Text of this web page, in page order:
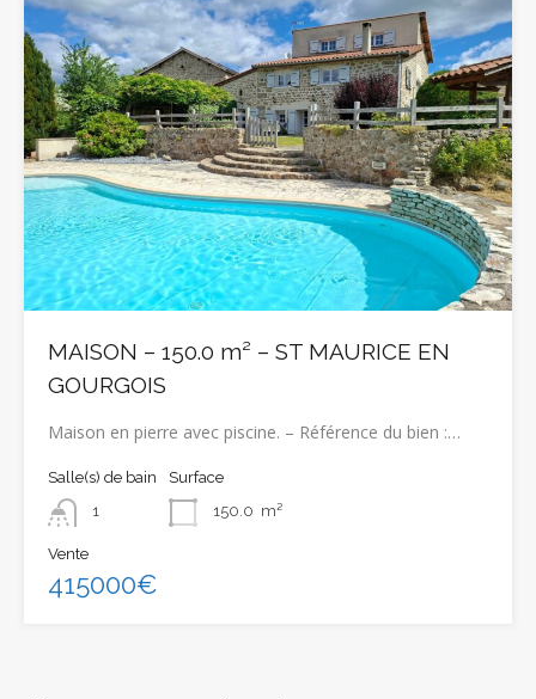
MAISON – 150.0 m² – ST MAURICE EN
GOURGOIS
Maison en pierre avec piscine. – Référence du bien :…
Salle(s) de bain
1
Surface
150.0 m²
Vente
415000€